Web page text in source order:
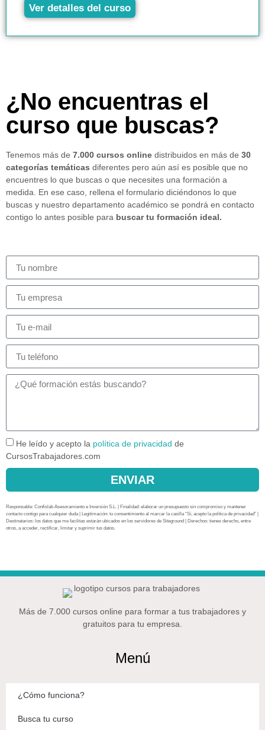
Ver detalles del curso
¿No encuentras el
curso que buscas?
Tenemos más de 7.000 cursos online distribuidos en más de 30
categorías temáticas diferentes pero aún así es posible que no
encuentres lo que buscas o que necesites una formación a
medida. En ese caso, rellena el formulario diciéndonos lo que
buscas y nuestro departamento académico se pondrá en contacto
contigo lo antes posible para buscar tu formación ideal.
He leído y acepto la política de privacidad de
CursosTrabajadores.com
ENVIAR
Responsable: Confislab Asesoramiento e Inversión S.L. | Finalidad: elaborar un presupuesto sin compromiso y mantener
contacto contigo para cualquier duda | Legitimación: tu consentimiento al marcar la casilla “Sí, acepto la política de privacidad” |
Destinatarios: los datos que me facilitas estarán ubicados en los servidores de Siteground | Derechos: tienes derecho, entre
otros, a acceder, rectificar, limitar y suprimir tus datos.
Más de 7.000 cursos online para formar a tus trabajadores y
gratuitos para tu empresa.
Menú
¿Cómo funciona?
Busca tu curso